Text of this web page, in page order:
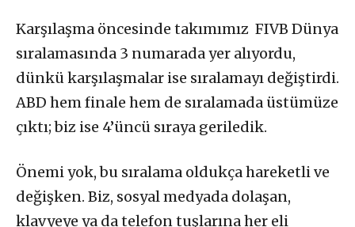
Karşılaşma öncesinde takımımız FIVB Dünya
sıralamasında 3 numarada yer alıyordu,
dünkü karşılaşmalar ise sıralamayı değiştirdi.
ABD hem finale hem de sıralamada üstümüze
çıktı; biz ise 4’üncü sıraya geriledik.
Önemi yok, bu sıralama oldukça hareketli ve
değişken. Biz, sosyal medyada dolaşan,
klavyeye ya da telefon tuşlarına her eli